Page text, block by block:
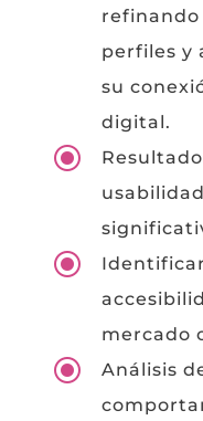
perfiles y
su
digital.
\
\
mercado
\
Análisis